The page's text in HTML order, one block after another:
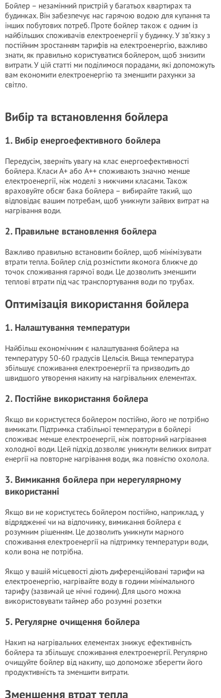
Бойлер – незамінний пристрій у багатьох квартирах та
будинках. Він забезпечує нас гарячою водою для купання та
інших побутових потреб. Проте бойлер також є одним із
найбільших споживачів електроенергії у будинку. У зв’язку з
постійним зростанням тарифів на електроенергію, важливо
знати, як правильно користуватися бойлером, щоб знизити
витрати. У цій статті ми поділимося порадами, які допоможуть
вам економити електроенергію та зменшити рахунки за
світло.
Вибір та встановлення бойлера
1. Вибір енергоефективного бойлера
Передусім, зверніть увагу на клас енергоефективності
бойлера. Класи A+ або A++ споживають значно менше
електроенергії, ніж моделі з нижчими класами. Також
враховуйте обсяг бака бойлера – вибирайте такий, що
відповідає вашим потребам, щоб уникнути зайвих витрат на
нагрівання води.
2. Правильне встановлення бойлера
Важливо правильно встановити бойлер, щоб мінімізувати
втрати тепла. Бойлер слід розмістити якомога ближче до
точок споживання гарячої води. Це дозволить зменшити
теплові втрати під час транспортування води по трубах.
Оптимізація використання бойлера
1. Налаштування температури
Найбільш економічним є налаштування бойлера на
температуру 50-60 градусів Цельсія. Вища температура
збільшує споживання електроенергії та призводить до
швидшого утворення накипу на нагрівальних елементах.
2. Постійне використання бойлера
Якщо ви користуєтеся бойлером постійно, його не потрібно
вимикати. Підтримка стабільної температури в бойлері
споживає менше електроенергії, ніж повторний нагрівання
холодної води. Цей підхід дозволяє уникнути великих витрат
енергії на повторне нагрівання води, яка повністю охолола.
3. Вимикання бойлера при нерегулярному
використанні
Якщо ви не користуєтесь бойлером постійно, наприклад, у
відрядженні чи на відпочинку, вимикання бойлера є
розумним рішенням. Це дозволить уникнути марного
споживання електроенергії на підтримку температури води,
коли вона не потрібна.
Якщо у вашій місцевості діють диференційовані тарифи на
електроенергію, нагрівайте воду в години мінімального
тарифу (зазвичай це нічні години). Для цього можна
використовувати таймер або розумні розетки
5. Регулярне очищення бойлера
Накип на нагрівальних елементах знижує ефективність
бойлера та збільшує споживання електроенергії. Регулярно
очищуйте бойлер від накипу, що допоможе зберегти його
продуктивність та зменшити витрати.
Зменшення втрат тепла